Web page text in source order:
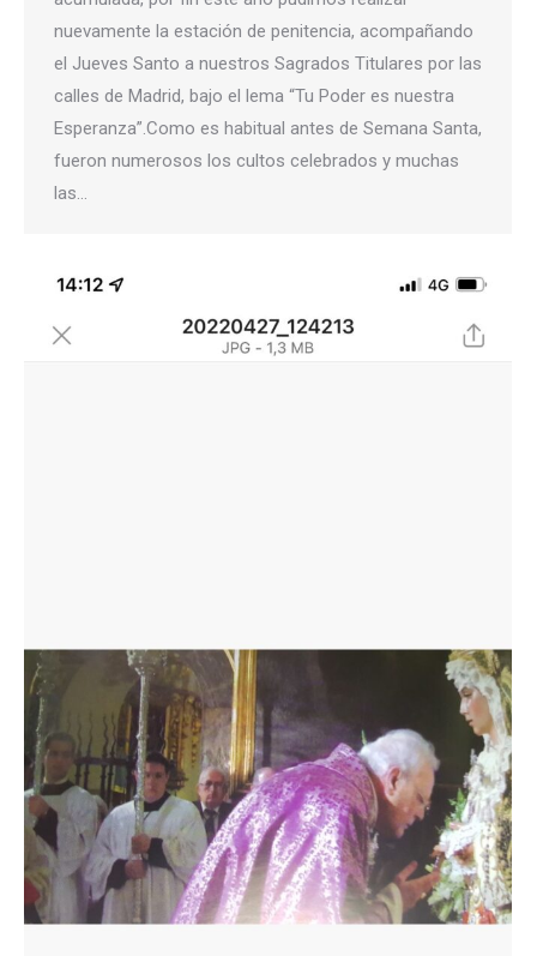
nuevamente la estación de penitencia, acompañando
el Jueves Santo a nuestros Sagrados Titulares por las
calles de Madrid, bajo el lema “Tu Poder es nuestra
Esperanza”.Como es habitual antes de Semana Santa,
fueron numerosos los cultos celebrados y muchas
las…